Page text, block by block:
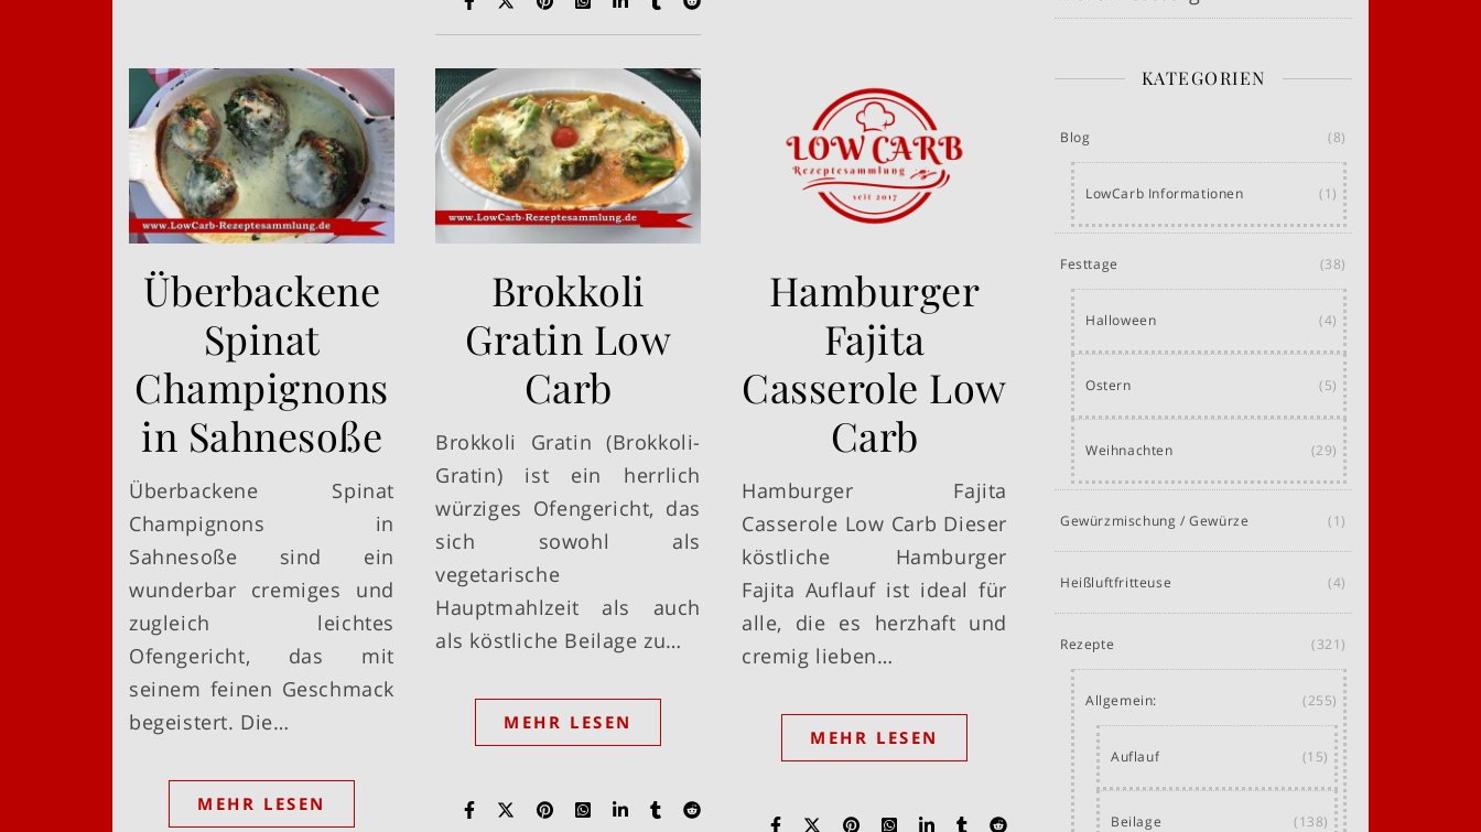
Überbackene
Spinat
Champignons
in Sahnesoße
Überbackene Spinat
Champignons in
Sahnesoße sind ein
wunderbar cremiges und
zugleich leichtes
Ofengericht, das mit
seinem feinen Geschmack
begeistert. Die…
MEHR LESEN
Brokkoli
Gratin Low
Carb
Brokkoli Gratin (Brokkoli-
Gratin) ist ein herrlich
würziges Ofengericht, das
sich sowohl als
vegetarische
Hauptmahlzeit als auch
als köstliche Beilage zu…
MEHR LESEN
Hamburger
Fajita
Casserole Low
Carb
Hamburger Fajita
Casserole Low Carb Dieser
köstliche Hamburger
Fajita Auflauf ist ideal für
alle, die es herzhaft und
cremig lieben…
MEHR LESEN
KATEGORIEN
Blog (8)
LowCarb Informationen (1)
Festtage (38)
Halloween (4)
Ostern (5)
Weihnachten (29)
Gewürzmischung / Gewürze (1)
Heißluftfritteuse (4)
Rezepte (321)
Allgemein: (255)
Auflauf (15)
Beilage (138)